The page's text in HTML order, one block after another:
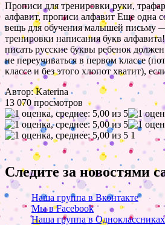
Прописи для тренировки руки,
алфавит, прописи алфавит Еще одна
вещь для обучения малышей письму
тренировки написания букв
писать русские буквы ребенок
не переучиваться в первом классе
классе и без этого хлопот хватит),
Автор: Katerina
13 070 просмотров
1
Следите за новостями
Наша группа в Вконтакте
Мы в Facebook
Наша группа в Одноклассниках